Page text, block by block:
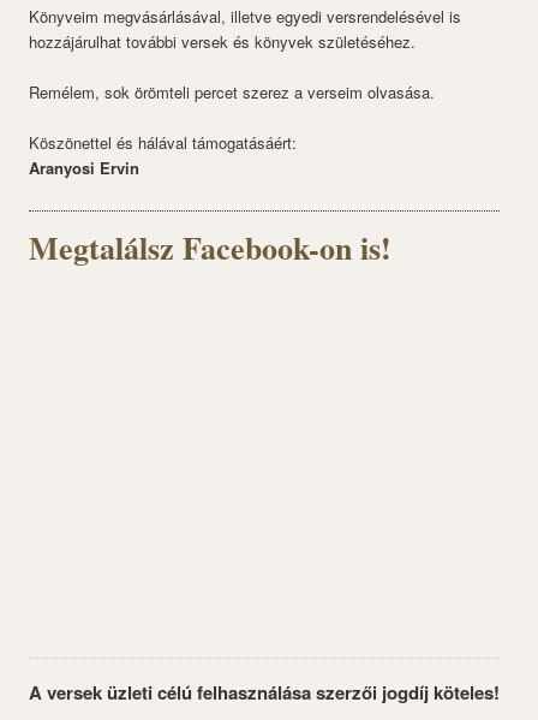
Könyveim megvásárlásával, illetve egyedi versrendelésével is
hozzájárulhat további versek és könyvek születéséhez.
Remélem, sok örömteli percet szerez a verseim olvasása.
Köszönettel és hálával támogatásáért:
Aranyosi Ervin
Megtalálsz Facebook-on is!
A versek üzleti célú felhasználása szerzői jogdíj köteles!